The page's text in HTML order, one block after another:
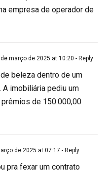
empresa de operador de
de março de 2025 at 10:20 - Reply
beleza dentro de um
A imobiliária pediu um
de 150.000,00
de 2025 at 07:17 - Reply
pra fexar um contrato